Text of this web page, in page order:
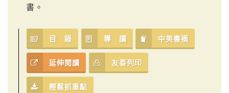
書。
目 錄 導 讀 中英書摘
延伸閱讀 友善列印
輕鬆抓重點